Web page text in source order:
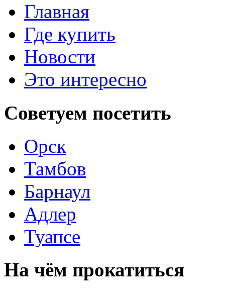
Главная
Где купить
Новости
Это интересно
Советуем посетить
Орск
Тамбов
Барнаул
Адлер
Туапсе
На чём прокатиться